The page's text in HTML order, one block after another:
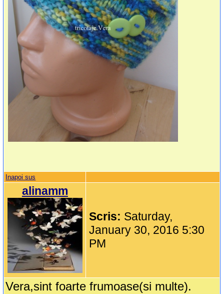
Inapoi sus
alinamm
Scris: Saturday,
January 30, 2016 5:30
PM
Vera,sint foarte frumoase(si multe).